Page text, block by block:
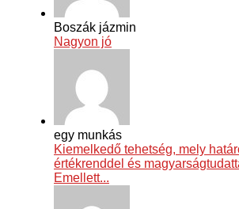
Boszák jázmin
Nagyon jó
egy munkás
Kiemelkedő tehetség, mely
értékrenddel és
Emellett...